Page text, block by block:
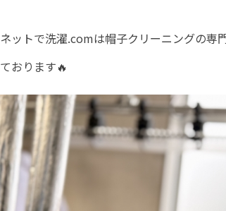
ネットで洗濯.comは帽子クリーニングの専
ております🔥